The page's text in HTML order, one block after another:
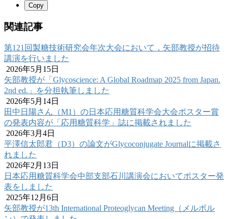
Copy
関連記事
第121回製糖技術研究会年次大会において，矢部教授が招待
講演を行いました
2026年5月15日
矢部教授が「Glycoscience: A Global Roadmap 2025 from Japan.
2nd ed.」を分担執筆しました
2026年5月14日
田中日陽さん（M1）の日本応用糖質科学会大会ポスター賞
の発表内容が「応用糖質科学」誌に掲載されました
2026年3月4日
平澤信太郎君（D3）の論文がGlycoconjugate Journalに掲載さ
れました
2026年2月13日
日本応用糖質科学会中部支部石川講演会においてポスター発
表をしました
2025年12月6日
矢部教授が13th International Proteoglycan Meeting（メルボル